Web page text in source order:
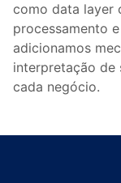
como data layer
processamento
adicionamos
interpretação de
cada negócio.